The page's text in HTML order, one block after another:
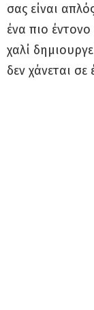
σας είναι
ένα πιο
χαλί
δεν χάνεται